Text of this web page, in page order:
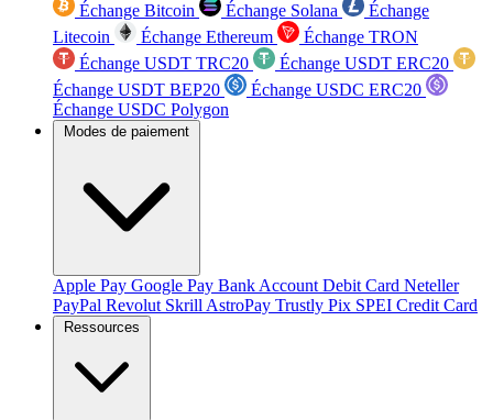
Échange Bitcoin Échange Solana
Échange
Litecoin
Échange Ethereum
Échange TRON
Échange USDT TRC20
Échange USDT ERC20
Échange USDT BEP20
Échange USDC ERC20
Échange USDC Polygon
Modes de paiement
Apple Pay Google Pay Bank Account Debit Card Neteller
PayPal Revolut Skrill AstroPay Trustly Pix SPEI Credit Card
Ressources